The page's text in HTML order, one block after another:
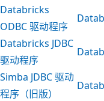
Databricks
ODBC 驱动程序
Databricks JDBC
驱动程序
Simba JDBC 驱动
程序（旧版）